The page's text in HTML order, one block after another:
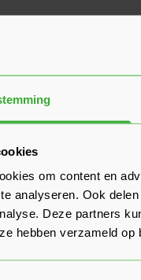
om content en
analyseren. Ook
Deze partners
hebben verzameld